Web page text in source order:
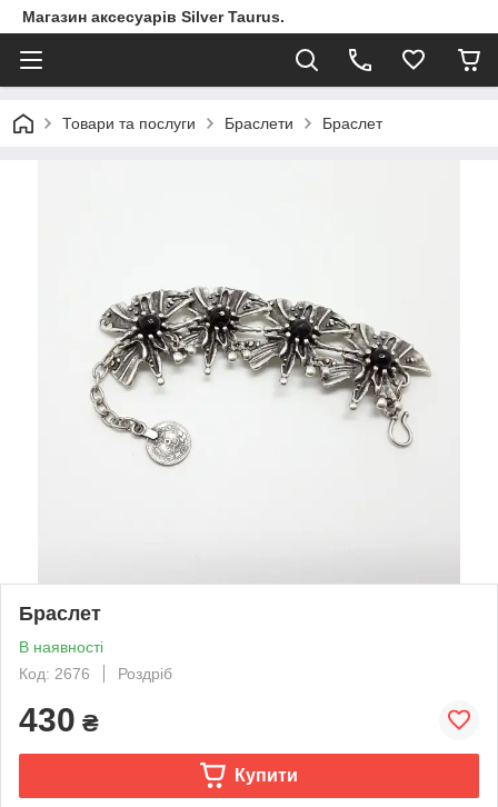
Магазин аксесуарів Silver Taurus.
Товари та послуги Браслети Браслет
Браслет
В наявності
Код: 2676
Роздріб
430 ₴
Купити